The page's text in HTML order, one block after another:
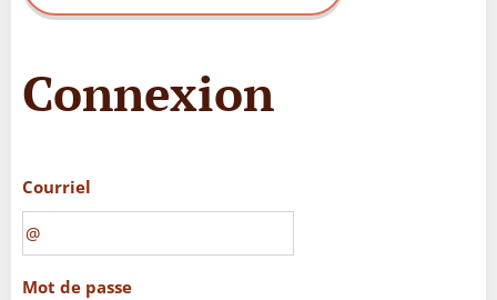
Connexion
Courriel
Mot de passe